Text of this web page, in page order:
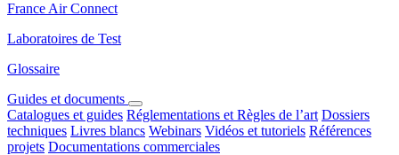
France Air Connect
Laboratoires de Test
Glossaire
Guides et documents
Catalogues et guides Réglementations et Règles de l’art Dossiers
techniques Livres blancs Webinars Vidéos et tutoriels Références
projets Documentations commerciales